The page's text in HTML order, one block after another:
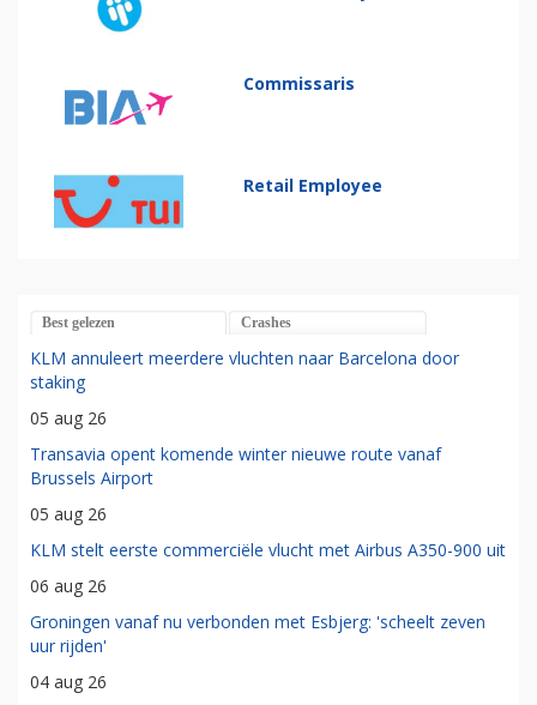
Commissaris
Retail Employee
Best gelezen Crashes
KLM annuleert meerdere vluchten naar Barcelona door
staking
05 aug 26
Transavia opent komende winter nieuwe route vanaf
Brussels Airport
05 aug 26
KLM stelt eerste commerciële vlucht met Airbus A350-900 uit
06 aug 26
Groningen vanaf nu verbonden met Esbjerg: 'scheelt zeven
uur rijden'
04 aug 26